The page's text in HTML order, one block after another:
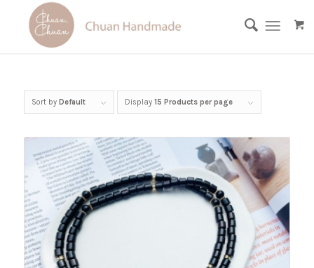
Sort by Default Display 15 Products per page